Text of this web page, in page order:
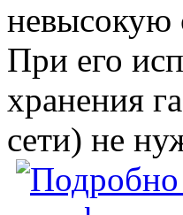
невысокую
При его
хранения
сети) не